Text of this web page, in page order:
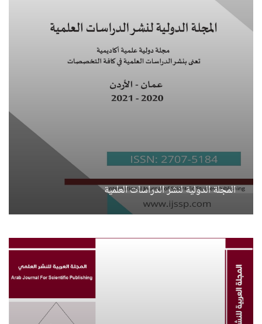
المجلة الدولية لنشر الدراسات العلمية
المجلة العربية للنشر العلمي
تاريخ النشر القادم: 2024-12-02